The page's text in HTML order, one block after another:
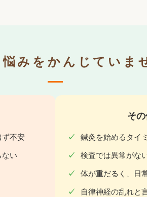
みをかんじていま
不安
い
そ
鍼灸を始めるタイ
検査では異常がな
体が重だるく、日
自律神経の乱れと